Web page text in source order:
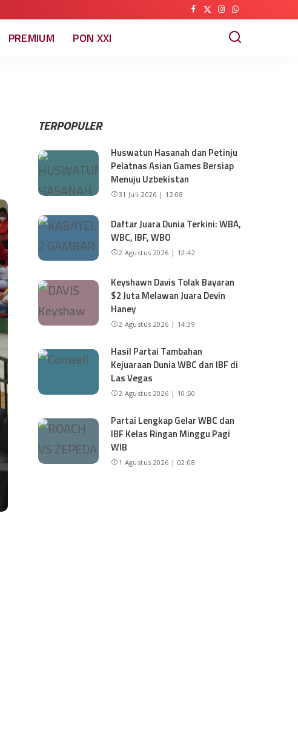
PREMIUM PON XXI
TERPOPULER
Huswatun Hasanah dan Petinju
Pelatnas Asian Games Bersiap
Menuju Uzbekistan
31 Juli 2026 | 12:08
Daftar Juara Dunia Terkini: WBA,
WBC, IBF, WBO
2 Agustus 2026 | 12:42
Keyshawn Davis Tolak Bayaran
$2 Juta Melawan Juara Devin
Haney
2 Agustus 2026 | 14:39
Hasil Partai Tambahan
Kejuaraan Dunia WBC dan IBF di
Las Vegas
2 Agustus 2026 | 10:50
Partai Lengkap Gelar WBC dan
IBF Kelas Ringan Minggu Pagi
WIB
1 Agustus 2026 | 02:08